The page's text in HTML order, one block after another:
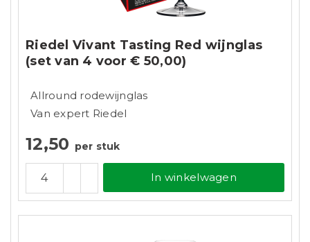
Riedel Vivant Tasting Red wijnglas
(set van 4 voor € 50,00)
Allround rodewijnglas
Van expert Riedel
12,50 per stuk
In winkelwagen